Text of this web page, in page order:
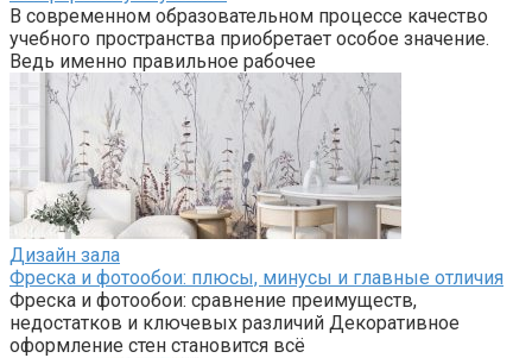
В современном образовательном процессе качество
учебного пространства приобретает особое значение.
Ведь именно правильное рабочее
Дизайн зала
Фреска и фотообои: плюсы, минусы и главные отличия
Фреска и фотообои: сравнение преимуществ,
недостатков и ключевых различий Декоративное
оформление стен становится всё